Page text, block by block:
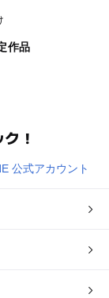
作品
！